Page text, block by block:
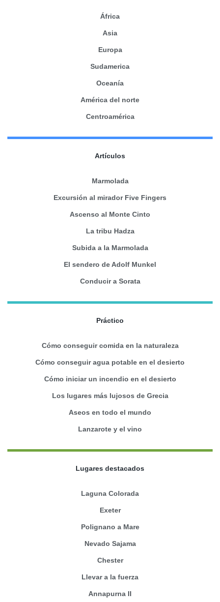
África
Asia
Europa
Sudamerica
Oceanía
América del norte
Centroamérica
Artículos
Marmolada
Excursión al mirador Five Fingers
Ascenso al Monte Cinto
La tribu Hadza
Subida a la Marmolada
El sendero de Adolf Munkel
Conducir a Sorata
Práctico
Cómo conseguir comida en la naturaleza
Cómo conseguir agua potable en el desierto
Cómo iniciar un incendio en el desierto
Los lugares más lujosos de Grecia
Aseos en todo el mundo
Lanzarote y el vino
Lugares destacados
Laguna Colorada
Exeter
Polignano a Mare
Nevado Sajama
Chester
Llevar a la fuerza
Annapurna II